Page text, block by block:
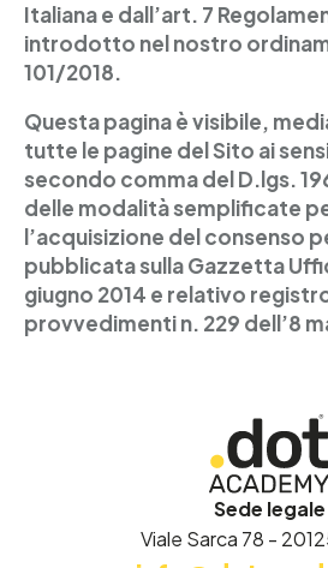
Italiana e dall’art. 7
introdotto nel nostro
101/2018.
Questa pagina è visibile,
tutte le pagine del Sito ai
secondo comma del D.lgs.
delle modalità semplificate
l’acquisizione del consenso
pubblicata sulla Gazzetta
giugno 2014 e relativo
provvedimenti n. 229 dell’8
Sede legale
Viale Sarca 78 -